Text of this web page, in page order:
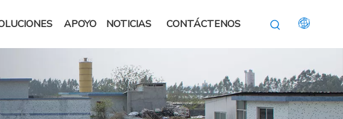
APOYO NOTICIAS CONTÁCTENOS